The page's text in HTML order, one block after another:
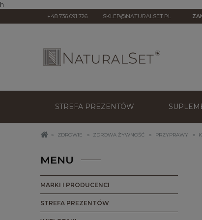
h
+48 736 091 726 SKLEP@NATURALSET.PL
STREFA PREZENTÓW
» ZDROWIE » ZDROWA ŻYWNOŚĆ » PRZYPRAWY »
MENU
MARKI I PRODUCENCI
STREFA PREZENTÓW